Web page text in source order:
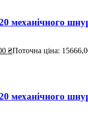
механічного
₴Поточна ціна:
механічного